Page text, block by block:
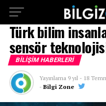
Türk bilim
sensör
BILIŞIM HABERLERI
Yayınlama 9 yıl - 18
- Bilgi Zone